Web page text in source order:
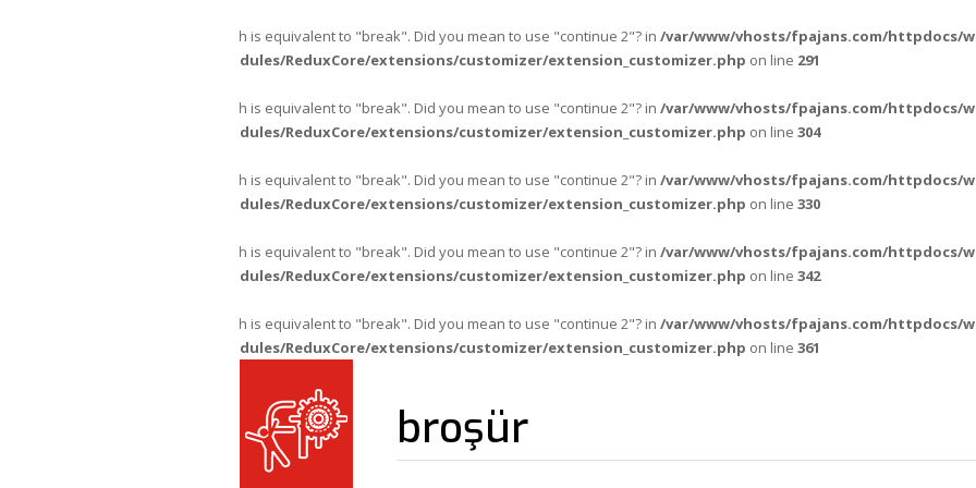
: "continue" targeting switch is equivalent to "break". Did you mean to use "continue 2"? in /var/www/vhosts/fpajans.com/httpdocs/
content/themes/fpajans/inc/modules/ReduxCore/extensions/customizer/extension_customizer.php on line 291
: "continue" targeting switch is equivalent to "break". Did you mean to use "continue 2"? in /var/www/vhosts/fpajans.com/httpdocs/
content/themes/fpajans/inc/modules/ReduxCore/extensions/customizer/extension_customizer.php on line 304
: "continue" targeting switch is equivalent to "break". Did you mean to use "continue 2"? in /var/www/vhosts/fpajans.com/httpdocs/
content/themes/fpajans/inc/modules/ReduxCore/extensions/customizer/extension_customizer.php on line 330
: "continue" targeting switch is equivalent to "break". Did you mean to use "continue 2"? in /var/www/vhosts/fpajans.com/httpdocs/
content/themes/fpajans/inc/modules/ReduxCore/extensions/customizer/extension_customizer.php on line 342
: "continue" targeting switch is equivalent to "break". Did you mean to use "continue 2"? in /var/www/vhosts/fpajans.com/httpdocs/
content/themes/fpajans/inc/modules/ReduxCore/extensions/customizer/extension_customizer.php on line 361
broşür